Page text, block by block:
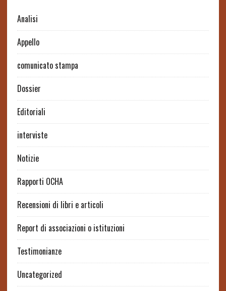
Analisi
Appello
comunicato stampa
Dossier
Editoriali
interviste
Notizie
Rapporti OCHA
Recensioni di libri e articoli
Report di associazioni o istituzioni
Testimonianze
Uncategorized